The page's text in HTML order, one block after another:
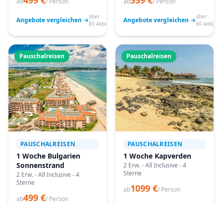
Angebote vergleichen →über
80 Anbieter
Angebote vergleichen →über
80
Pauschalreisen
PAUSCHALREISEN
1 Woche Bulgarien
Sonnenstrand
2 Erw. - All Inclusive - 4
Sterne
ab499 €/ Person
Pauschalreisen
PAUSCHALREISEN
1 Woche Kapverden
2 Erw. - All Inclusive - 4
Sterne
ab1099 €/ Person